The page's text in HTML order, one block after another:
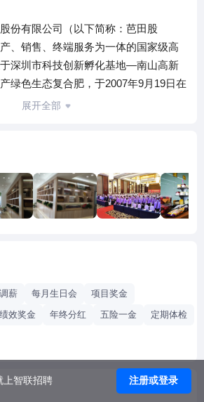
份有限公司（以下简称：芭田股
、销售、终端服务为一体的国家级高
深圳市科技创新孵化基地—南山高新
绿色生态复合肥，于2007年9月19日在
是中国复合肥行业里第一家上市公司
铵农用生产、纳米增效、中微量元素
效、快速腐熟发酵等89项专利技术，
技创新型星火龙头企业”，先后被评
强企业”、“中国土壤肥料行业十大影响
誉称号。
好不浪费，吃好人健康”的科学施肥理
环保的新型肥料，为植物提供全面合
完善的技术支持和售后服务，让农民
康的农产品，赢得了广大农民朋友的
展开全部
薪 每月生日会
项目奖金
效奖金 年终分红 五险一金
定期体检
上智联招聘 注册或登录